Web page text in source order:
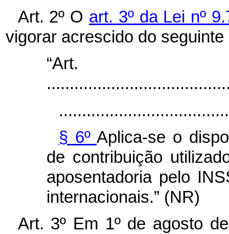
Art. 2º O art. 3º da Lei nº
vigorar acrescido do seguinte
§ 6º Aplica-se o
de contribuição
aposentadoria pelo
internacionais.” (NR)
Art. 3º Em 1º de agosto